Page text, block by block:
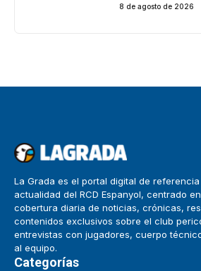
8 de agosto de 2026
La Grada es el portal digital de
actualidad del RCD Espanyol, centrado
cobertura diaria de noticias, crónicas,
contenidos exclusivos sobre el club
entrevistas con jugadores, cuerpo
al equipo.
Categorías